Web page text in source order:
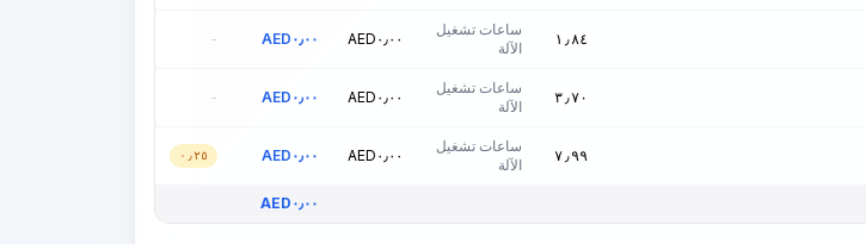
١٫٨٤
ساعات تشغيل
الآلة
AED ٠٫٠٠ AED ٠٫٠٠ -
٣٫٧٠
ساعات تشغيل
الآلة
AED ٠٫٠٠ AED ٠٫٠٠ -
٧٫٩٩
ساعات تشغيل
الآلة
AED ٠٫٠٠ AED ٠٫٠٠ ٠٫٢٥
AED ٠٫٠٠